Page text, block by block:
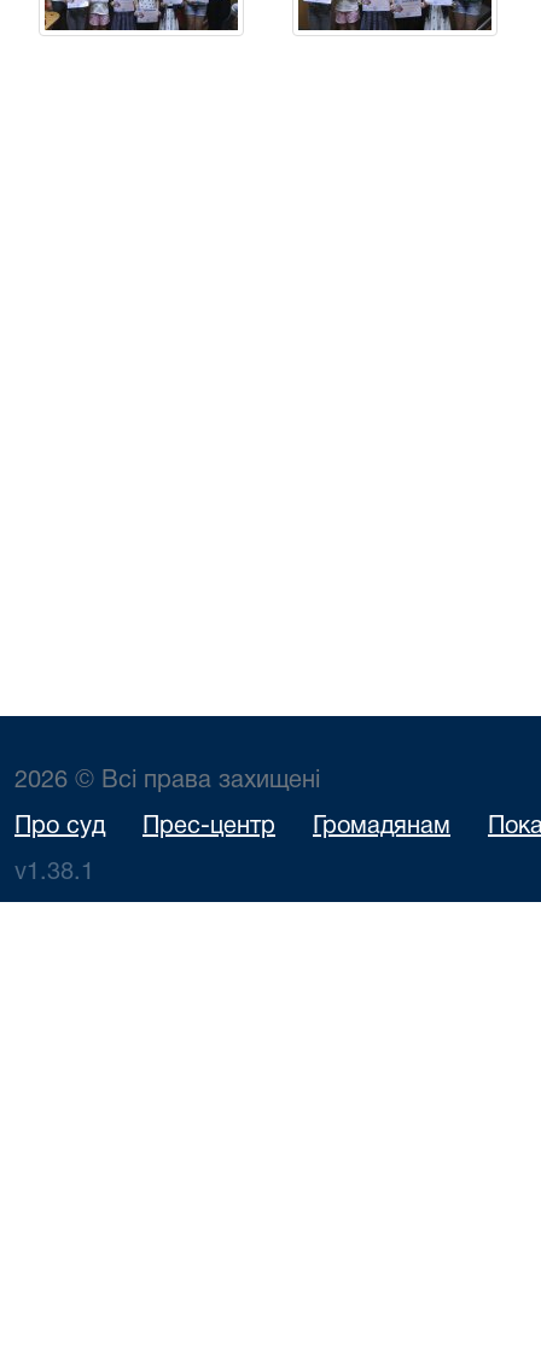
2026 © Всі права захищені
Про суд Прес-центр Громадянам
v1.38.1